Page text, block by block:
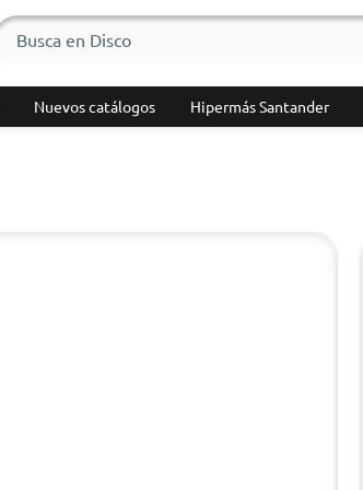
Nuevos catálogos Hipermás Santander